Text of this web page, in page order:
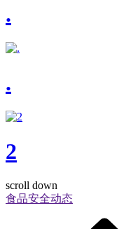
.
.
2
scroll down
食品安全动态